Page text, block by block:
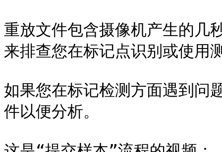
重放文件包含摄像机产生的几
来排查您在标记点识别或使用
如果您在标记检测方面遇到问
件以便分析。